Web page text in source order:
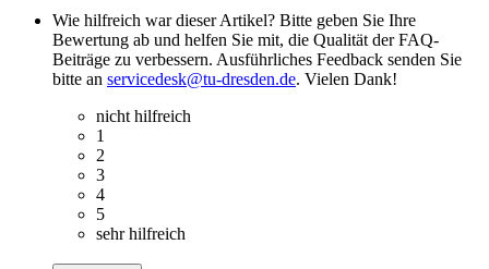
Wie hilfreich war dieser Artikel? Bitte geben Sie Ihre
Bewertung ab und helfen Sie mit, die Qualität der FAQ-
Beiträge zu verbessern. Ausführliches Feedback senden Sie
bitte an servicedesk@tu-dresden.de. Vielen Dank!
nicht hilfreich
1
2
3
4
5
sehr hilfreich